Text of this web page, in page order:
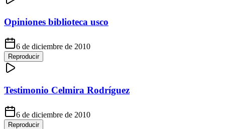
Opiniones biblioteca usco
6 de diciembre de 2010
Reproducir
Testimonio Celmira Rodríguez
6 de diciembre de 2010
Reproducir